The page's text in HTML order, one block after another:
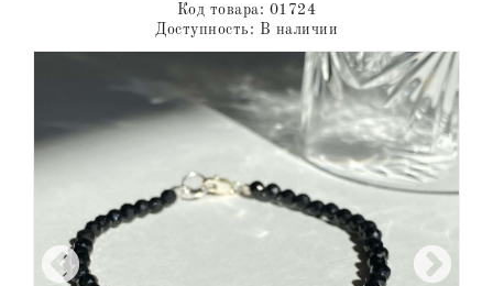
Код товара: 01724
Доступность: В наличии